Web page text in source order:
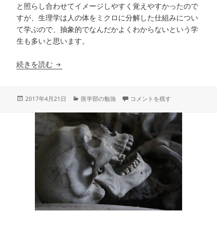
と照らし合わせてイメージしやすく覚えやすかったので
すが、生理学は人の体をミクロに分解した仕組みについ
て学ぶので、抽象的でなんだかよくわからないという学
生も多いと思います。
続きを読む 医学部生の本当に覚えられる生理学勉強法
投
2017年4月21日
カ
リ
ー
医学部の勉強 医学部生の本当に覚えられる生
コメントを残す